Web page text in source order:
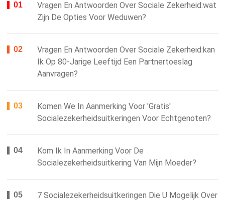
Vragen En Antwoorden Over Sociale Zekerheid:wat
Zijn De Opties Voor Weduwen?
Vragen En Antwoorden Over Sociale Zekerheid:kan
Ik Op 80-Jarige Leeftijd Een Partnertoeslag
Aanvragen?
Komen We In Aanmerking Voor 'gratis'
Socialezekerheidsuitkeringen Voor Echtgenoten?
Kom Ik In Aanmerking Voor De
Socialezekerheidsuitkering Van Mijn Moeder?
7 Socialezekerheidsuitkeringen Die U Mogelijk Over